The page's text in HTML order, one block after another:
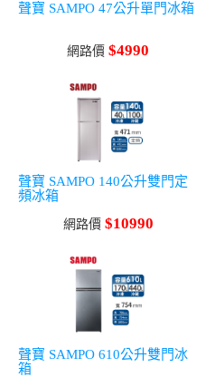
聲寶 SAMPO 47公升單門冰箱
網路價 $4990
聲寶 SAMPO 140公升雙門定
頻冰箱
網路價 $10990
聲寶 SAMPO 610公升雙門冰
箱